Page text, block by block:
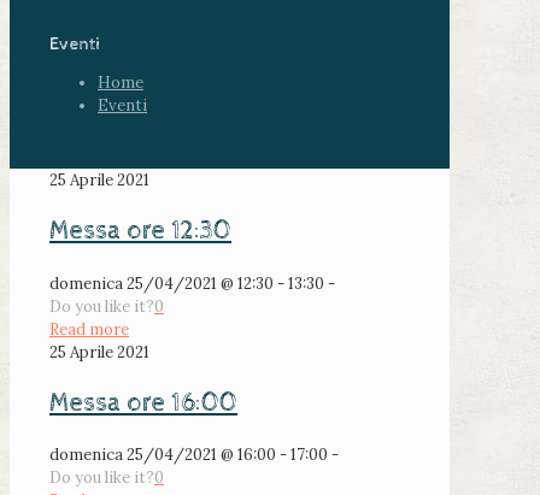
Eventi
Home
Eventi
25 Aprile 2021
Messa ore 12:30
domenica 25/04/2021 @ 12:30 - 13:30 -
Do you like it?0
Read more
25 Aprile 2021
Messa ore 16:00
domenica 25/04/2021 @ 16:00 - 17:00 -
Do you like it?0